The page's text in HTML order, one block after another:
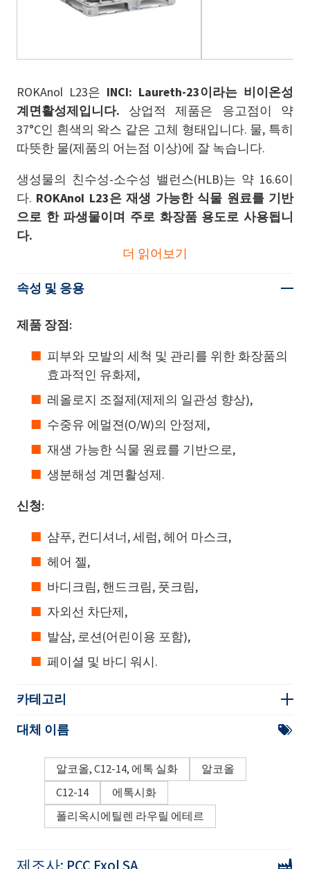
ROKAnol L23은 INCI: Laureth-23이라는 비이온성
계면활성제입니다. 상업적 제품은 응고점이 약
37°C인 흰색의 왁스 같은 고체 형태입니다. 물, 특히
따뜻한 물(제품의 어는점 이상)에 잘 녹습니다.
생성물의 친수성-소수성 밸런스(HLB)는 약 16.6이
다. ROKAnol L23은 재생 가능한 식물 원료를 기반
으로 한 파생물이며 주로 화장품 용도로 사용됩니
다.
더 읽어보기
속성 및 응용
제품 장점:
피부와 모발의 세척 및 관리를 위한 화장품의
효과적인 유화제,
레올로지 조절제(제제의 일관성 향상),
수중유 에멀젼(O/W)의 안정제,
재생 가능한 식물 원료를 기반으로,
생분해성 계면활성제.
신청:
샴푸, 컨디셔너, 세럼, 헤어 마스크,
헤어 젤,
바디크림, 핸드크림, 풋크림,
자외선 차단제,
발삼, 로션(어린이용 포함),
페이셜 및 바디 워시.
카테고리
대체 이름
알코올, C12-14, 에톡 실화
알코올
C12-14
에톡시화
폴리옥시에틸렌 라우릴 에테르